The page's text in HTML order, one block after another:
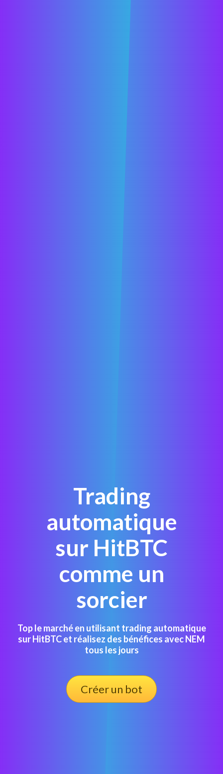
Trading
automatique
sur HitBTC
comme un
sorcier
Top le marché en utilisant trading automatique
sur HitBTC et réalisez des bénéfices avec NEM
tous les jours
Créer un bot